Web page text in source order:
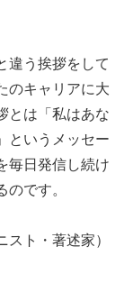
違う挨拶をして
のキャリアに大
とは「私はあな
というメッセー
毎日発信し続け
です。
スト・著述家）